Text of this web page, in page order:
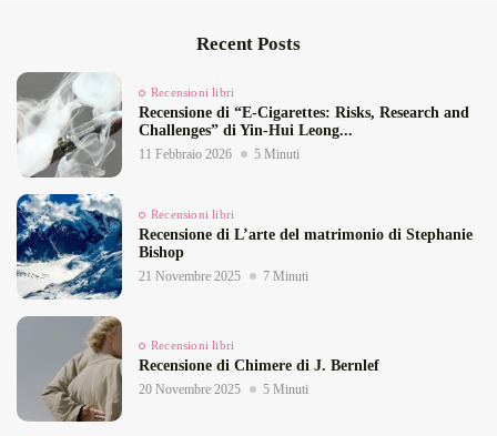
Recent Posts
Recensioni libri
Recensione di “E‑Cigarettes: Risks, Research and
Challenges” di Yin‑Hui Leong...
11 Febbraio 2026 5 Minuti
Recensioni libri
Recensione di L’arte del matrimonio di Stephanie
Bishop
21 Novembre 2025 7 Minuti
Recensioni libri
Recensione di Chimere di J. Bernlef
20 Novembre 2025 5 Minuti